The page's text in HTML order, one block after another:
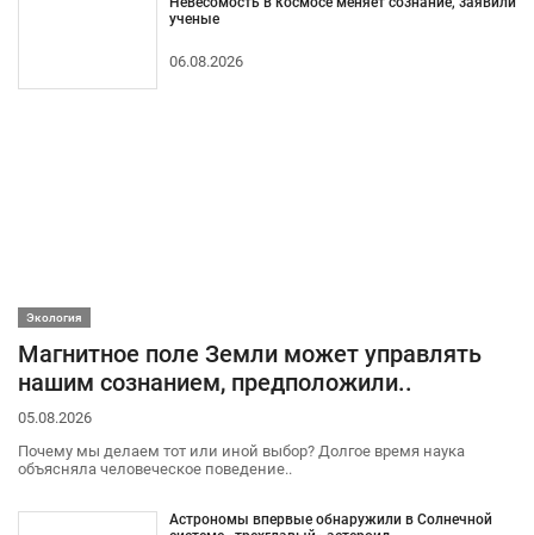
ученые
06.08.2026
Экология
Магнитное поле Земли может управлять
нашим сознанием, предположили..
05.08.2026
Почему мы делаем тот или иной выбор? Долгое время наука
объясняла человеческое поведение..
Астрономы впервые обнаружили в Солнечной